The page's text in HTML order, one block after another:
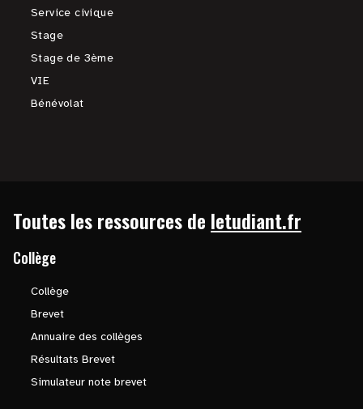
Service civique
Stage
Stage de 3ème
VIE
Bénévolat
Toutes les ressources de letudiant.fr
Collège
Collège
Brevet
Annuaire des collèges
Résultats Brevet
Simulateur note brevet